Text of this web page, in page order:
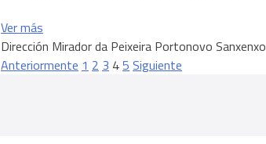
Ver más
Dirección Mirador da Peixeira Portonovo Sanxenxo
Navegación
Anteriormente 1 2 3 45 Siguiente